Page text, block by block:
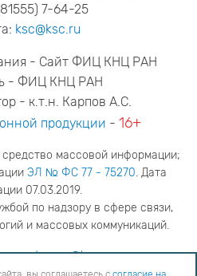
7-64-25
ksc@ksc.ru
- Сайт ФИЦ КНЦ РАН
- ФИЦ КНЦ РАН
- к.т.н. Карпов А.С.
продукции - 16+
средство массовой информации;
ЭЛ № ФС 77 - 75270. Дата
07.03.2019.
по надзору в сфере связи,
и массовых коммуникаций.
ya.stogova@ksc.ru